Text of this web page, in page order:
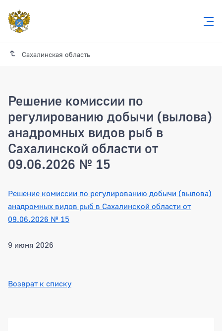
Сахалинская область
Решение комиссии по
регулированию добычи (вылова)
анадромных видов рыб в
Сахалинской области от
09.06.2026 № 15
Решение комиссии по
Решение комиссии по регулированию добычи (вылова)
анадромных видов рыб в Сахалинской области от
09.06.2026 № 15
9 июня 2026
Возврат к списку